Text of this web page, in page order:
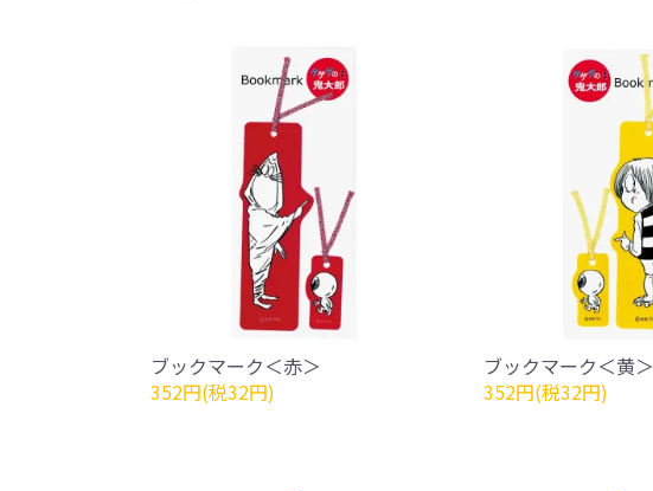
ブックマーク＜赤＞
352円(税32円)
ブックマーク＜黄＞
352円(税32円)